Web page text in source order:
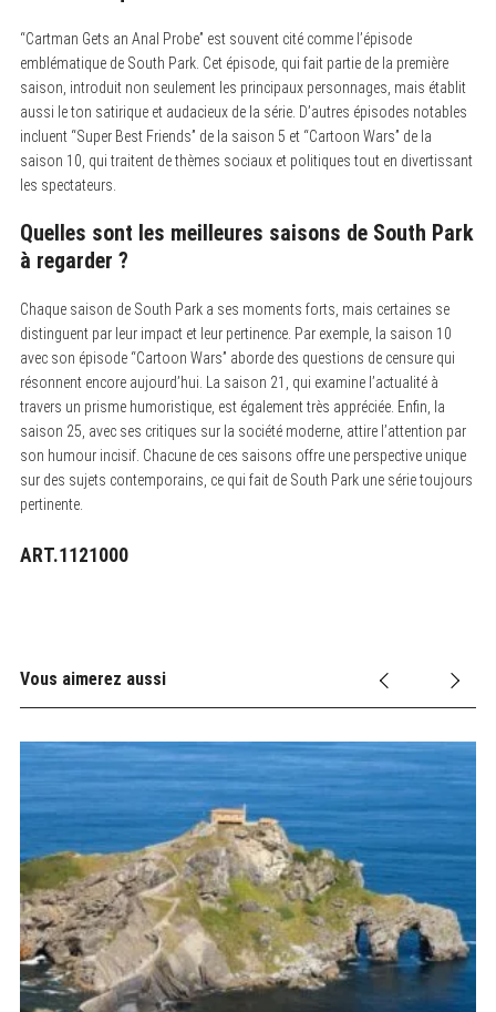
“Cartman Gets an Anal Probe” est souvent cité comme l’épisode
emblématique de South Park. Cet épisode, qui fait partie de la première
saison, introduit non seulement les principaux personnages, mais établit
aussi le ton satirique et audacieux de la série. D’autres épisodes notables
incluent “Super Best Friends” de la saison 5 et “Cartoon Wars” de la
saison 10, qui traitent de thèmes sociaux et politiques tout en divertissant
les spectateurs.
Quelles sont les meilleures saisons de South Park
à regarder ?
Chaque saison de South Park a ses moments forts, mais certaines se
distinguent par leur impact et leur pertinence. Par exemple, la saison 10
avec son épisode “Cartoon Wars” aborde des questions de censure qui
résonnent encore aujourd’hui. La saison 21, qui examine l’actualité à
travers un prisme humoristique, est également très appréciée. Enfin, la
saison 25, avec ses critiques sur la société moderne, attire l’attention par
son humour incisif. Chacune de ces saisons offre une perspective unique
sur des sujets contemporains, ce qui fait de South Park une série toujours
pertinente.
ART.1121000
Vous aimerez aussi